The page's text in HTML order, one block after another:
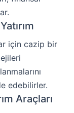
için cazip bir
edebilirler.
Araçları